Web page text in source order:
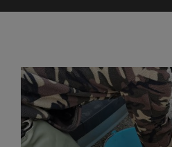
Ingrandisci
immagine